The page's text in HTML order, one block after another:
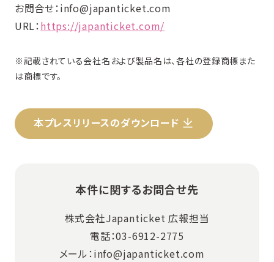
お問合せ：info@japanticket.com
URL： https://japanticket.com/
※記載されている会社名および製品名は、各社の登録商標また
は商標です。
本プレスリリースのダウンロード
本件に関するお問合せ先
株式会社Japanticket 広報担当
電話：03-6912-2775
メール：info@japanticket.com